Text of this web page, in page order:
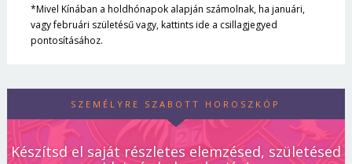
*Mivel Kínában a holdhónapok alapján számolnak, ha januári,
vagy februári születésű vagy, kattints ide a csillagjegyed
pontosításához.
SZEMÉLYRE SZABOTT HOROSZKÓP
Készítsd el saját részletes elemzésed, születésed